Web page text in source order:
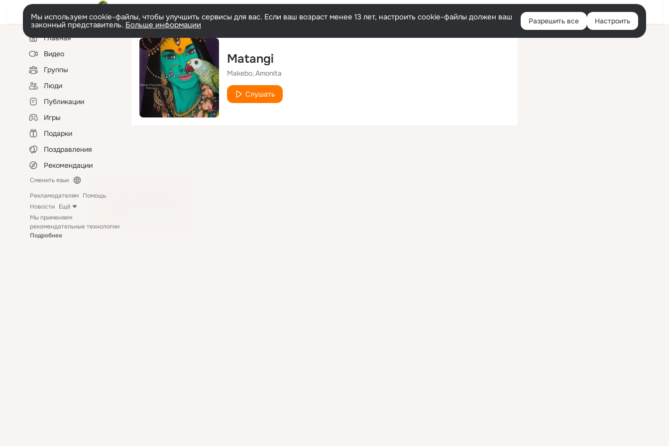
Войти
Мы используем cookie-файлы, чтобы улучшить сервисы для вас. Если ваш возраст менее 13 лет, настроить cookie-файлы должен ваш
законный представитель. Больше информации Разрешить все Настроить
Левая
колонкаГлавная
Видео
Группы
Люди
Публикации
Игры
Подарки
Поздравления
Рекомендации
Сменить язык
Рекламодателям Помощь
Новости Ещё
Мы применяем
рекомендательные технологии
Подробнее
Matangi
Makebo Amonita
Слушать